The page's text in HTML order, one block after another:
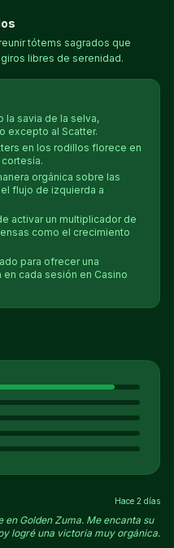
tótems sagrados que
libres de serenidad.
la savia de la selva,
excepto al Scatter.
en los rodillos florece en
orgánica sobre las
flujo de izquierda a
activar un multiplicador de
como el crecimiento
para ofrecer una
cada sesión en Casino
Hace 2 días
Golden Zuma. Me encanta su
logré una victoria muy orgánica.